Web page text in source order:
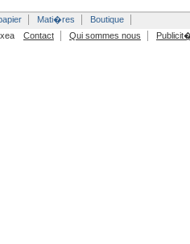
Mati�res
Boutique
Contact Qui sommes nous